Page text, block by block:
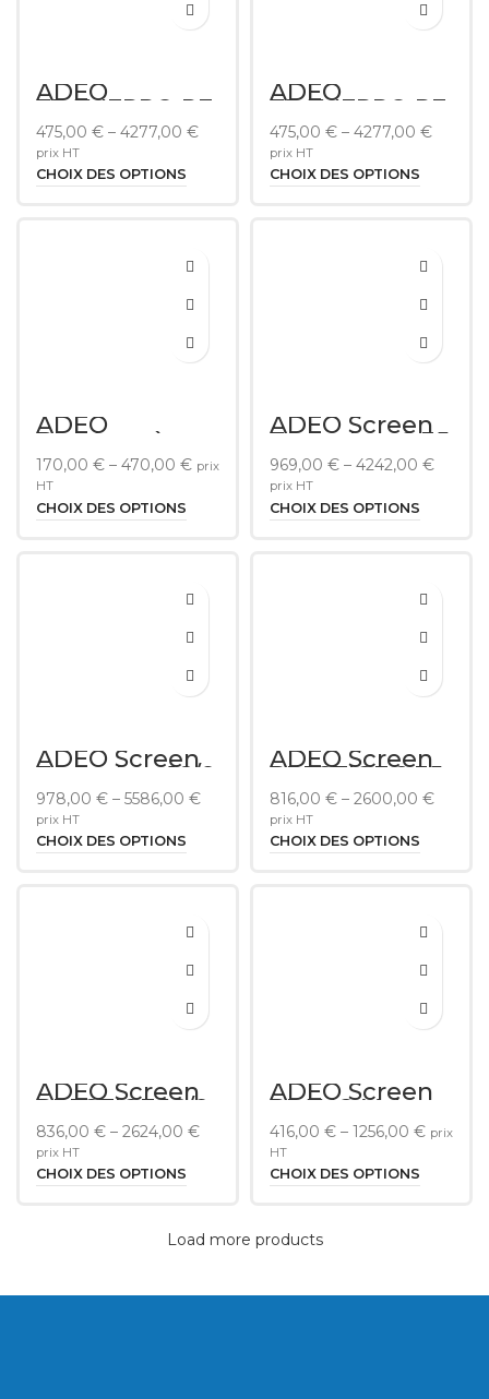
ADEO
FRAMEPRO RE
2.35
475,00 € – 4277,00 €
prix HT
CHOIX DES OPTIONS
ADEO
FRAMEPRO RE
16/9
475,00 € – 4277,00 €
prix HT
CHOIX DES OPTIONS
ADEO
Bandeau à
Leds
multicolor
RVB pour série
Prestige
170,00 € – 470,00 € prix
HT
CHOIX DES OPTIONS
ADEO Screen
Frameless 2.35
(21/9)
969,00 € – 4242,00 €
prix HT
CHOIX DES OPTIONS
ADEO Screen
Frameless 16/9
978,00 € – 5586,00 €
prix HT
CHOIX DES OPTIONS
ADEO Screen
PRESTIGE 2.35
(21/9) Velvet
816,00 € – 2600,00 €
prix HT
CHOIX DES OPTIONS
ADEO Screen
PRESTIGE 16/9
Velvet
836,00 € – 2624,00 €
prix HT
CHOIX DES OPTIONS
ADEO Screen
PLANO Velvet
2.35 (21:9)
416,00 € – 1256,00 € prix
HT
CHOIX DES OPTIONS
Load more products